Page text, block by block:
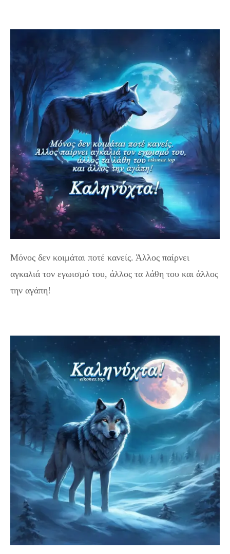
Μόνος δεν κοιμάται ποτέ κανείς. Άλλος παίρνει
αγκαλιά τον εγωισμό του, άλλος τα λάθη του και άλλος
την αγάπη!